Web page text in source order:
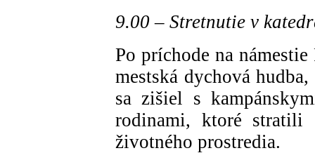
9.00 – Stretnutie v
Po príchode na
mestská dychová
sa zišiel s
rodinami, ktoré stratili
životného prostredia.